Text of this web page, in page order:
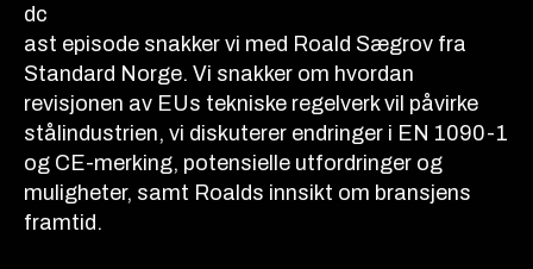
dc
ast episode snakker vi med Roald Sægrov fra
Standard Norge. Vi snakker om hvordan
revisjonen av EUs tekniske regelverk vil påvirke
stålindustrien, vi diskuterer endringer i EN 1090-1
og CE-merking, potensielle utfordringer og
muligheter, samt Roalds innsikt om bransjens
framtid.